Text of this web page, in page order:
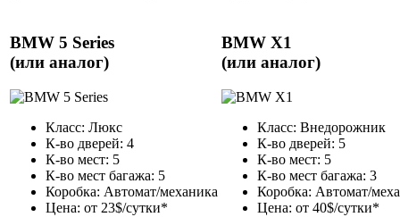
BMW 5 Series
(или аналог)
Класс: Люкс
К-во дверей: 4
К-во мест: 5
К-во мест багажа: 5
Коробка: Автомат/механика
Цена: от 23$/сутки*
BMW X1
(или аналог)
Класс: Внедорожник
К-во дверей: 5
К-во мест: 5
К-во мест багажа: 3
Коробка: Автомат/
Цена: от 40$/сутки*